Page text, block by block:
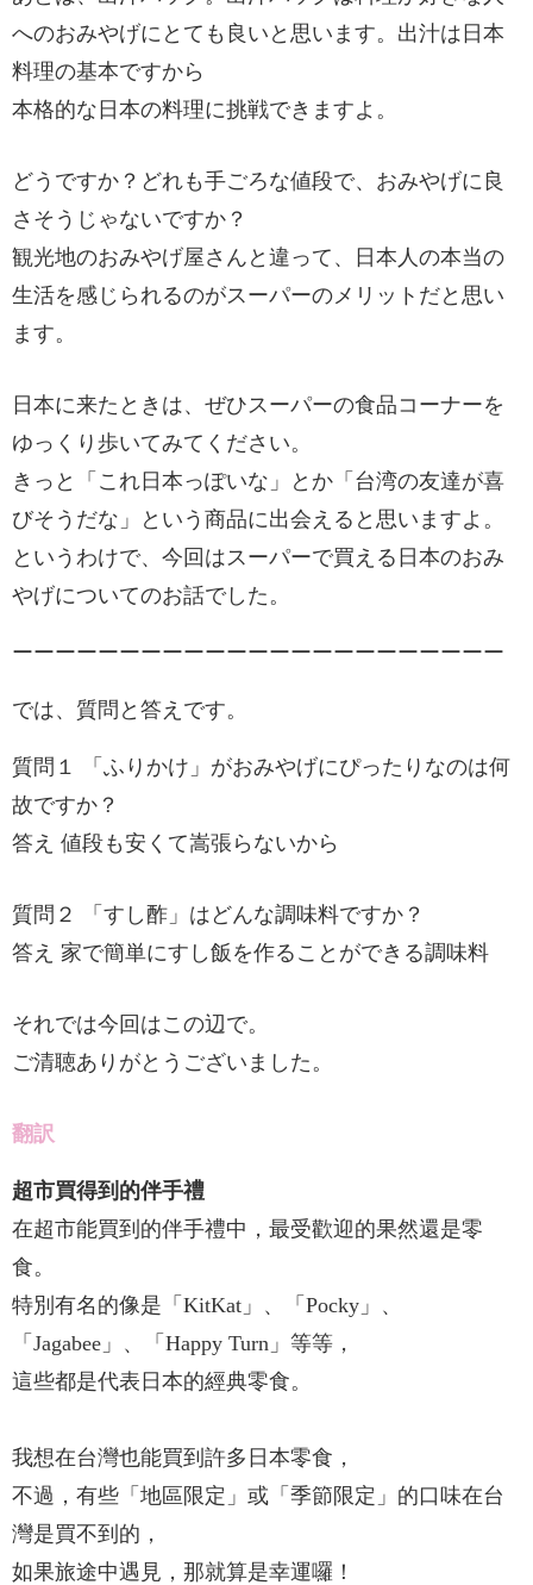
へのおみやげにとても良いと思います。出汁は日本
料理の基本ですから
本格的な日本の料理に挑戦できますよ。
どうですか？どれも手ごろな値段で、おみやげに良
さそうじゃないですか？
観光地のおみやげ屋さんと違って、日本人の本当の
生活を感じられるのがスーパーのメリットだと思い
ます。
日本に来たときは、ぜひスーパーの食品コーナーを
ゆっくり歩いてみてください。
きっと「これ日本っぽいな」とか「台湾の友達が喜
びそうだな」という商品に出会えると思いますよ。
というわけで、今回はスーパーで買える日本のおみ
やげについてのお話でした。
ーーーーーーーーーーーーーーーーーーーーーーー
では、質問と答えです。
質問１ 「ふりかけ」がおみやげにぴったりなのは何
故ですか？
答え 値段も安くて嵩張らないから
質問２ 「すし酢」はどんな調味料ですか？
答え 家で簡単にすし飯を作ることができる調味料
それでは今回はこの辺で。
ご清聴ありがとうございました。
翻訳
超市買得到的伴手禮
在超市能買到的伴手禮中，最受歡迎的果然還是零
食。
特別有名的像是「KitKat」、「Pocky」、
「Jagabee」、「Happy Turn」等等，
這些都是代表日本的經典零食。
我想在台灣也能買到許多日本零食，
不過，有些「地區限定」或「季節限定」的口味在台
灣是買不到的，
如果旅途中遇見，那就算是幸運囉！